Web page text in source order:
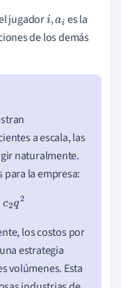
jugadori,ai es la
de los demás
a escala, las
naturalmente.
la empresa:
2
los costos por
estrategia
volúmenes. Esta